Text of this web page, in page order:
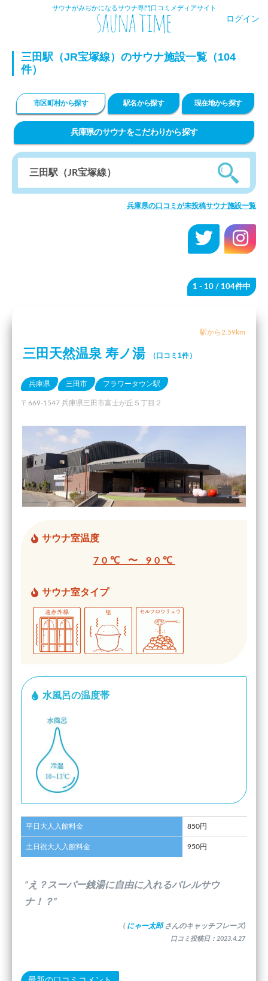
サウナがみぢかになるサウナ専門口コミメディアサイト
ログイン
三田駅（JR宝塚線）のサウナ施設一覧（104
件）
市区町村から探す 駅名から探す 現在地から探す
兵庫県のサウナをこだわりから探す
兵庫県の口コミが未投稿サウナ施設一覧
1 - 10 / 104件中
駅から2.59km
三田天然温泉 寿ノ湯 （口コミ1件）
兵庫県 三田市 フラワータウン駅
〒669-1547 兵庫県三田市富士が丘５丁目２
サウナ室温度
70℃ 〜 90℃
サウナ室タイプ
水風呂の温度帯
平日大人入館料金 850円
土日祝大人入館料金 950円
”え？スーパー銭湯に自由に入れるバレルサウ
ナ！？”
( にゃー太郎 さんのキャッチフレーズ)
口コミ投稿日：2023.4.27